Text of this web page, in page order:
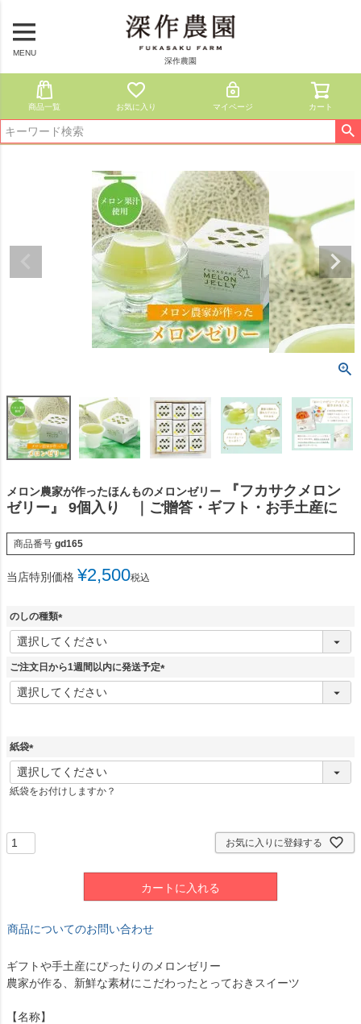
MENU
深作農園
商品一覧 お気に入り マイページ カート
メロン農家が作ったほんものメロンゼリー
『フカサクメロン
ゼリー』 9個入り ｜ご贈答・ギフト・お手土産に
商品番号 gd165
当店特別価格 ¥2,500税込
のしの種類
(
必
須
ご注文日から1週間以内に発送予定
(
紙袋
(
必
須
紙袋をお付けしますか？
お気に入りに登録する
カートに入れる
商品についてのお問い合わせ
ギフトや手土産にぴったりのメロンゼリー
農家が作る、新鮮な素材にこだわったとっておきスイーツ
【名称】